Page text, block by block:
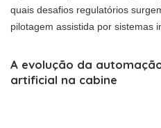
quais desafios regulatórios
pilotagem assistida por sistemas
A evolução da
artificial na cabine